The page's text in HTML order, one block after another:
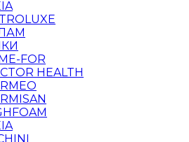
FOR
HEALTH